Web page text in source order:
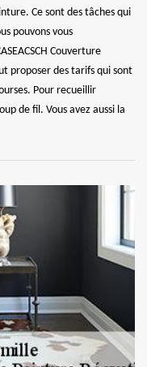
Ce sont des tâches qui
pouvons vous
Couverture
proposer des tarifs qui sont
Pour recueillir
de fil. Vous avez aussi la